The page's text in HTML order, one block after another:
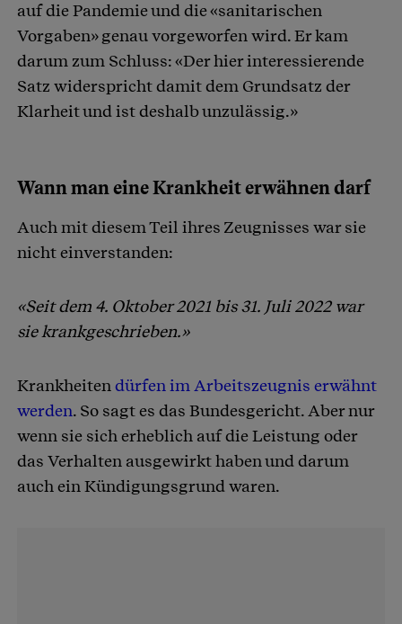
auf die Pandemie und die «sanitarischen
Vorgaben» genau vorgeworfen wird. Er kam
darum zum Schluss: «Der hier interessierende
Satz widerspricht damit dem Grundsatz der
Klarheit und ist deshalb unzulässig.»
Wann man eine Krankheit erwähnen darf
Auch mit diesem Teil ihres Zeugnisses war sie
nicht einverstanden:
«Seit dem 4. Oktober 2021 bis 31. Juli 2022 war
sie krankgeschrieben.»
Krankheitendürfen im Arbeitszeugnis erwähnt
werden. So sagt es das Bundesgericht. Aber nur
wenn sie sich erheblich auf die Leistung oder
das Verhalten ausgewirkt haben und darum
auch ein Kündigungsgrund waren.